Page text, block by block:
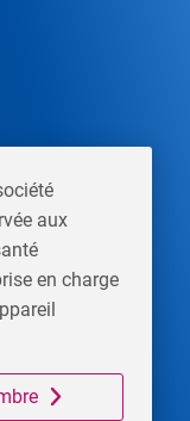
aux
en charge